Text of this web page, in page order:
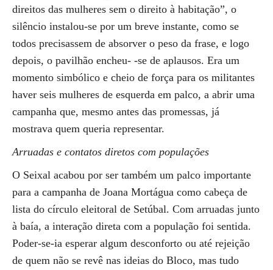
direitos das mulheres sem o direito à habitação”, o
silêncio instalou-se por um breve instante, como se
todos precisassem de absorver o peso da frase, e logo
depois, o pavilhão encheu- -se de aplausos. Era um
momento simbólico e cheio de força para os militantes
haver seis mulheres de esquerda em palco, a abrir uma
campanha que, mesmo antes das promessas, já
mostrava quem queria representar.
Arruadas e contatos diretos com populações
O Seixal acabou por ser também um palco importante
para a campanha de Joana Mortágua como cabeça de
lista do círculo eleitoral de Setúbal. Com arruadas junto
à baía, a interação direta com a população foi sentida.
Poder-se-ia esperar algum desconforto ou até rejeição
de quem não se revê nas ideias do Bloco, mas tudo